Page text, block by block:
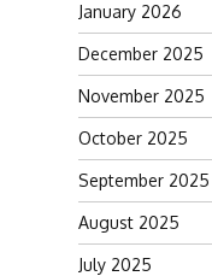
January 2026
December 2025
November 2025
October 2025
September 2025
August 2025
July 2025